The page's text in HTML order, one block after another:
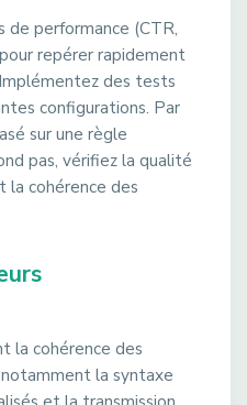
de performance (CTR,
repérer rapidement
des tests
configurations. Par
sur une règle
pas, vérifiez la qualité
la cohérence des
la cohérence des
la syntaxe